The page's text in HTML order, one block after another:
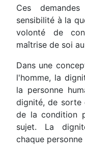
Ces
sensibilité à la
volonté de
maîtrise de soi
Dans une
l'homme, la
la personne
dignité, de sorte
de la condition
sujet. La
chaque